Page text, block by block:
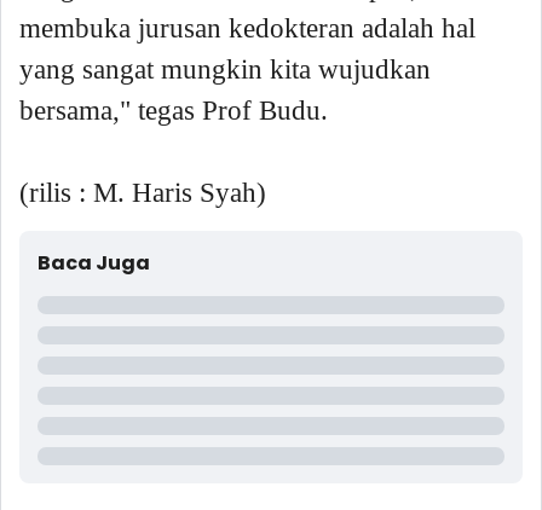
membuka jurusan kedokteran adalah hal
yang sangat mungkin kita wujudkan
bersama," tegas Prof Budu.
(rilis : M. Haris Syah)
Baca Juga